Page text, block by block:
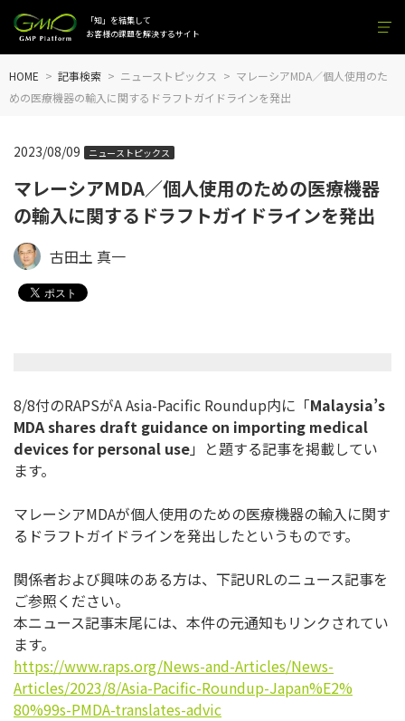
「知」を結集して
お客様の課題を解決するサイト
HOME 記事検索 ニューストピックス
マレーシアMDA／個人使用のた
めの医療機器の輸入に関するドラフトガイドラインを発出
マレーシアMDA／個人使用のための医療機器
の輸入に関するドラフトガイドラインを発出
2023/08/09 ニューストピックス
古田土 真一
8/8付のRAPSがA Asia-Pacific Roundup内に「Malaysia’s
MDA shares draft guidance on importing medical
devices for personal use」と題する記事を掲載してい
ます。
マレーシアMDAが個人使用のための医療機器の輸入に関す
るドラフトガイドラインを発出したというものです。
関係者および興味のある方は、下記URLのニュース記事を
ご参照ください。
本ニュース記事末尾には、本件の元通知もリンクされてい
ます。
https://www.raps.org/News-and-Articles/News-
Articles/2023/8/Asia-Pacific-Roundup-Japan%E2%
80%99s-PMDA-translates-advic